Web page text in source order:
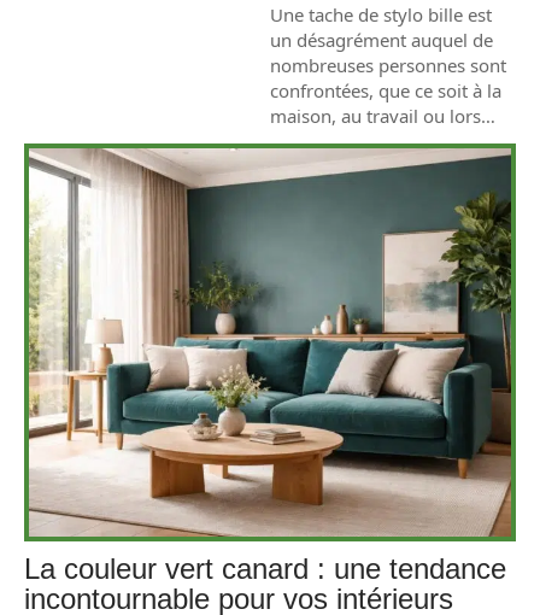
Une tache de stylo bille est
un désagrément auquel de
nombreuses personnes sont
confrontées, que ce soit à la
maison, au travail ou lors…
La couleur vert canard : une tendance
incontournable pour vos intérieurs